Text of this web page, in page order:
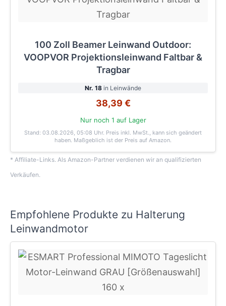
100 Zoll Beamer Leinwand Outdoor:
VOOPVOR Projektionsleinwand Faltbar &
Tragbar
Nr. 18 in Leinwände
38,39 €
Nur noch 1 auf Lager
Stand: 03.08.2026, 05:08 Uhr. Preis inkl. MwSt., kann sich geändert
haben. Maßgeblich ist der Preis auf Amazon.
* Affiliate-Links. Als Amazon-Partner verdienen wir an qualifizierten
Verkäufen.
Empfohlene Produkte zu Halterung
Leinwandmotor